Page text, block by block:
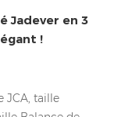
Jadever en 3
!
JCA, taille